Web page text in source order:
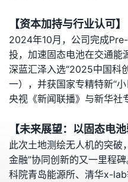
【资本加持与行业认可】
2024年10月，公司完成
投，加速固态电池在交通能
深蓝汇泽入选“2025中国科
一），并获国家专精特新“
央视《新闻联播》与新华社
【未来展望：以固态电
此次土地测绘无人机的突
金融”协同创新的又一里程
科院青岛能源所、清华x-